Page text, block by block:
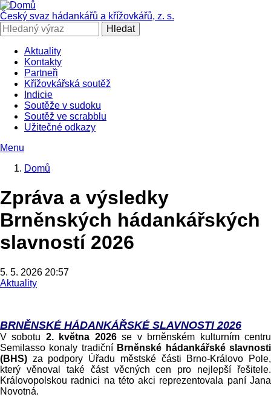
Přejít
k
hlavnímu
obsahu
Český svaz hádankářů a křížovkářů, z. s.
Hledat
SČHAK
Aktuality
Kontakty
Partneři
Křížovkářská soutěž
Indicie
Soutěže v sudoku
Soutěž ve scrabblu
Užitečné odkazy
Menu
navigace
Domů
Zpráva a výsledky
Brněnských hádankářských
slavností 2026
5. 5. 2026 20:57
Aktuality
BRNĚNSKÉ HÁDANKÁŘSKÉ SLAVNOSTI 2026
V sobotu 2. května 2026se v brněnském kulturním centru
Semilasso konaly tradiční Brněnské hádankářské slavnosti
(BHS) za podpory Úřadu městské části Brno-Královo Pole,
který věnoval také část věcných cen pro nejlepší řešitele.
Královopolskou radnici na této akci reprezentovala paní Jana
Novotná.